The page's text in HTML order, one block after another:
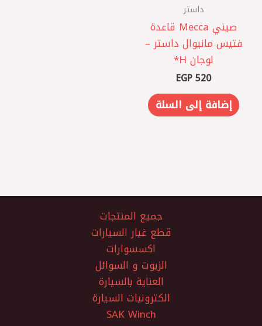
داستر
صيني Mecca قاعدة
فتيس مانيوال داستر –
لوجان H*
EGP520
إضافة إلى السلة
جميع المنتجات
قطع غيار السيارات
اكسسوارات
الزيوت و السوائل
العناية بالسيارة
الكترونيات السيارة
SAK Winch